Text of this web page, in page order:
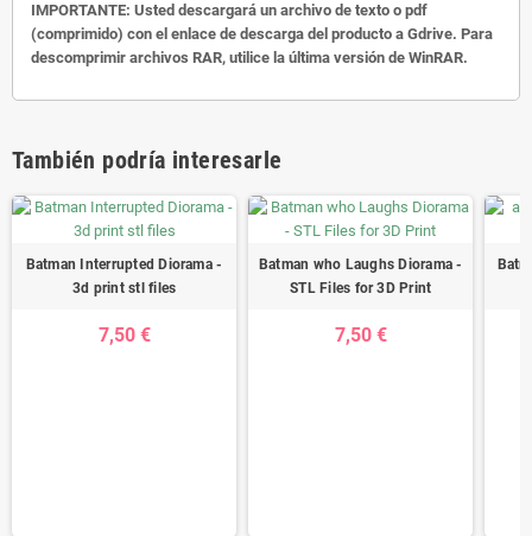
IMPORTANTE: Usted descargará un archivo de texto o pdf
(comprimido) con el enlace de descarga del producto a Gdrive. Para
descomprimir archivos RAR, utilice la última versión de WinRAR.
También podría interesarle
Batman Interrupted Diorama -
3d print stl files
7,50 €
Batman who Laughs Diorama -
STL Files for 3D Print
7,50 €